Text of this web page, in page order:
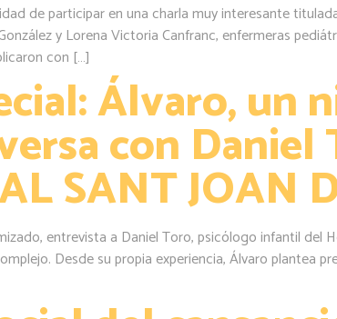
de participar en una charla muy interesante
y Lorena Victoria Canfranc, enfermeras
con […]
Álvaro, un
con Daniel
SANT JOAN
entrevista a Daniel Toro, psicólogo infantil del
Desde su propia experiencia, Álvaro plantea